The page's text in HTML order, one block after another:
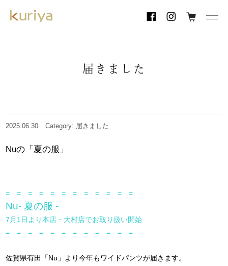
届きました
2025.06.30 Category: 届きました
Nuの「夏の服」
= = = = = = = = = = = =
Nu‐ 夏の服 ‐
7月1日より本店・大村店でお取り扱い開始
= = = = = = = = = = = =
佐賀県有田「Nu」より今年もワイドパンツが届きます。